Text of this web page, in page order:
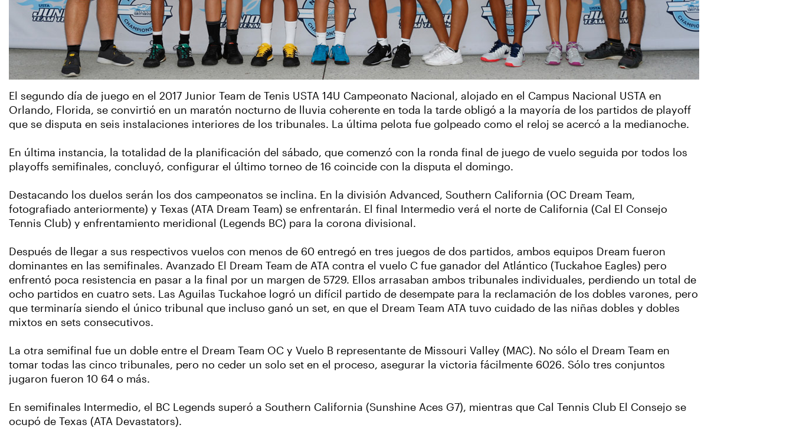
El segundo día de juego en el 2017 Junior Team de Tenis USTA 14U Campeonato Nacional, alojado en el Campus Nacional USTA en
Orlando, Florida, se convirtió en un maratón nocturno de lluvia coherente en toda la tarde obligó a la mayoría de los partidos de playoff
que se disputa en seis instalaciones interiores de los tribunales. La última pelota fue golpeado como el reloj se acercó a la medianoche.
En última instancia, la totalidad de la planificación del sábado, que comenzó con la ronda final de juego de vuelo seguida por todos los
playoffs semifinales, concluyó, configurar el último torneo de 16 coincide con la disputa el domingo.
Destacando los duelos serán los dos campeonatos se inclina. En la división Advanced, Southern California (OC Dream Team,
fotografiado anteriormente) y Texas (ATA Dream Team) se enfrentarán. El final Intermedio verá el norte de California (Cal El Consejo
Tennis Club) y enfrentamiento meridional (Legends BC) para la corona divisional.
Después de llegar a sus respectivos vuelos con menos de 60 entregó en tres juegos de dos partidos, ambos equipos Dream fueron
dominantes en las semifinales. Avanzado El Dream Team de ATA contra el vuelo C fue ganador del Atlántico (Tuckahoe Eagles) pero
enfrentó poca resistencia en pasar a la final por un margen de 5729. Ellos arrasaban ambos tribunales individuales, perdiendo un total de
ocho partidos en cuatro sets. Las Aguilas Tuckahoe logró un difícil partido de desempate para la reclamación de los dobles varones, pero
que terminaría siendo el único tribunal que incluso ganó un set, en que el Dream Team ATA tuvo cuidado de las niñas dobles y dobles
mixtos en sets consecutivos.
La otra semifinal fue un doble entre el Dream Team OC y Vuelo B representante de Missouri Valley (MAC). No sólo el Dream Team en
tomar todas las cinco tribunales, pero no ceder un solo set en el proceso, asegurar la victoria fácilmente 6026. Sólo tres conjuntos
jugaron fueron 10 64 o más.
En semifinales Intermedio, el BC Legends superó a Southern California (Sunshine Aces G7), mientras que Cal Tennis Club El Consejo se
ocupó de Texas (ATA Devastators).